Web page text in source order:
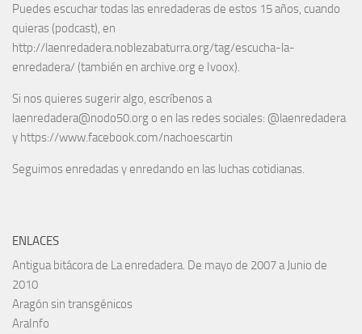
Puedes escuchar todas las enredaderas de estos 15 años, cuando
quieras (podcast), en
http://laenredadera.noblezabaturra.org/tag/escucha-la-
enredadera/ (también en archive.org e Ivoox).
Si nos quieres sugerir algo, escríbenos a
laenredadera@nodo50.org o en las redes sociales: @laenredadera
y https://www.facebook.com/nachoescartin
Seguimos enredadas y enredando en las luchas cotidianas.
ENLACES
Antigua bitácora de La enredadera. De mayo de 2007 a Junio de
2010
Aragón sin transgénicos
AraInfo